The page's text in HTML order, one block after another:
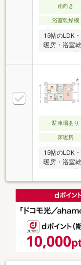
南向き
浴室乾燥機
15帖のLDK
暖房・浴室
す！陽当り
駐車場あり
床暖房
15帖のLDK
暖房・浴室
す！是非ご